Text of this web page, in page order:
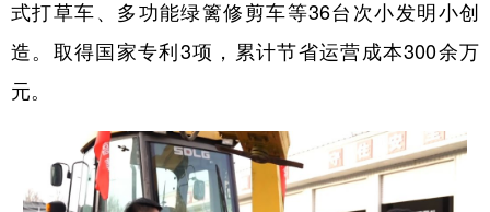
式打草车、多功能绿篱修剪车等36台次小发明小创
造。取得国家专利3项，累计节省运营成本300余万
元。